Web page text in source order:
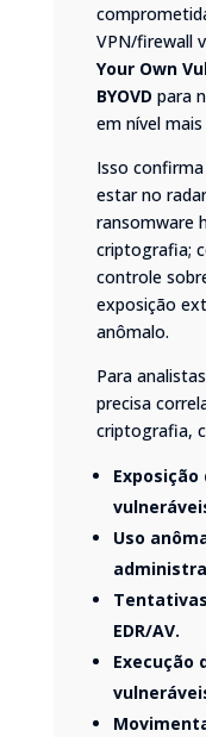
VPN/firewall
Your Own
BYOVD para
em nível
Isso
estar no
ransomware
criptografia;
controle
exposição
anômalo.
Para
precisa
criptografia,
Exposição
Uso
EDR/AV.
Execução